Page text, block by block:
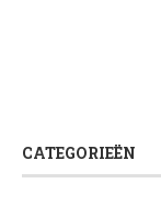
CATEGORIEËN